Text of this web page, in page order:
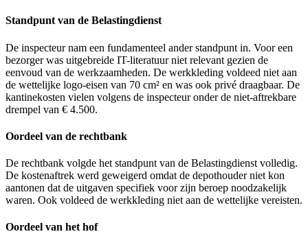
Standpunt van de Belastingdienst
De inspecteur nam een fundamenteel ander standpunt in. Voor een
bezorger was uitgebreide IT-literatuur niet relevant gezien de
eenvoud van de werkzaamheden. De werkkleding voldeed niet aan
de wettelijke logo-eisen van 70 cm² en was ook privé draagbaar. De
kantinekosten vielen volgens de inspecteur onder de niet-aftrekbare
drempel van € 4.500.
Oordeel van de rechtbank
De rechtbank volgde het standpunt van de Belastingdienst volledig.
De kostenaftrek werd geweigerd omdat de depothouder niet kon
aantonen dat de uitgaven specifiek voor zijn beroep noodzakelijk
waren. Ook voldeed de werkkleding niet aan de wettelijke vereisten.
Oordeel van het hof